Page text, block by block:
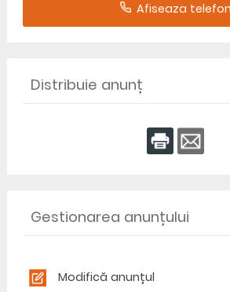
Afiseaza telefon
Distribuie anunț
Gestionarea anunțului
Modifică anunțul